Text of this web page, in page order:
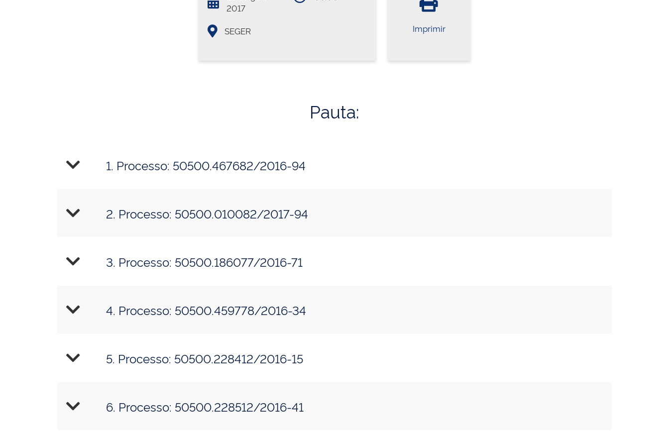
2017
SEGER Imprimir
Pauta:
1. Processo: 50500.467682/2016-94
2. Processo: 50500.010082/2017-94
3. Processo: 50500.186077/2016-71
4. Processo: 50500.459778/2016-34
5. Processo: 50500.228412/2016-15
6. Processo: 50500.228512/2016-41